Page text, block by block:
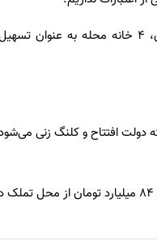
وی افزود: برای طرح بارآفرینی پایدار